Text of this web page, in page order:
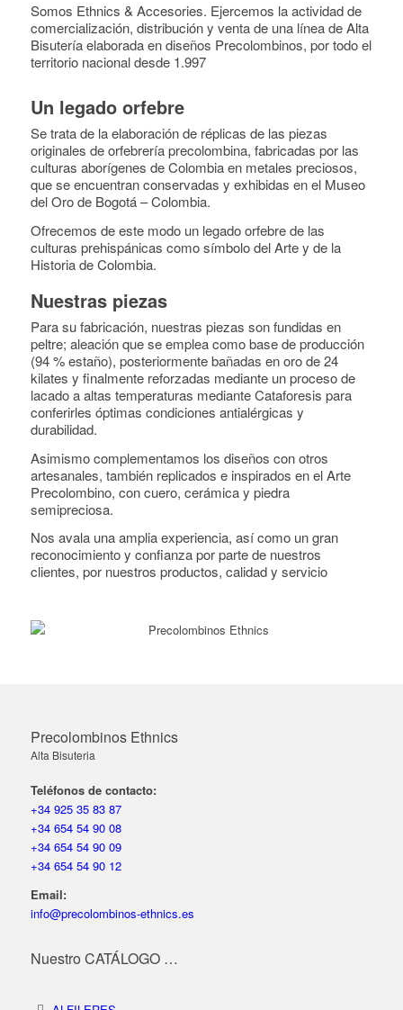
Somos Ethnics & Accesories. Ejercemos la actividad de
comercialización, distribución y venta de una línea de Alta
Bisutería elaborada en diseños Precolombinos, por todo el
territorio nacional desde 1.997
Un legado orfebre
Se trata de la elaboración de réplicas de las piezas
originales de orfebrería precolombina, fabricadas por las
culturas aborígenes de Colombia en metales preciosos,
que se encuentran conservadas y exhibidas en el Museo
del Oro de Bogotá – Colombia.
Ofrecemos de este modo un legado orfebre de las
culturas prehispánicas como símbolo del Arte y de la
Historia de Colombia.
Nuestras piezas
Para su fabricación, nuestras piezas son fundidas en
peltre; aleación que se emplea como base de producción
(94 % estaño), posteriormente bañadas en oro de 24
kilates y finalmente reforzadas mediante un proceso de
lacado a altas temperaturas mediante Cataforesis para
conferirles óptimas condiciones antialérgicas y
durabilidad.
Asimismo complementamos los diseños con otros
artesanales, también replicados e inspirados en el Arte
Precolombino, con cuero, cerámica y piedra
semipreciosa.
Nos avala una amplia experiencia, así como un gran
reconocimiento y confianza por parte de nuestros
clientes, por nuestros productos, calidad y servicio
Precolombinos Ethnics
Alta Bisuteria
Teléfonos de contacto:
+34 925 35 83 87
+34 654 54 90 08
+34 654 54 90 09
+34 654 54 90 12
Email:
info@precolombinos-ethnics.es
Nuestro CATÁLOGO …